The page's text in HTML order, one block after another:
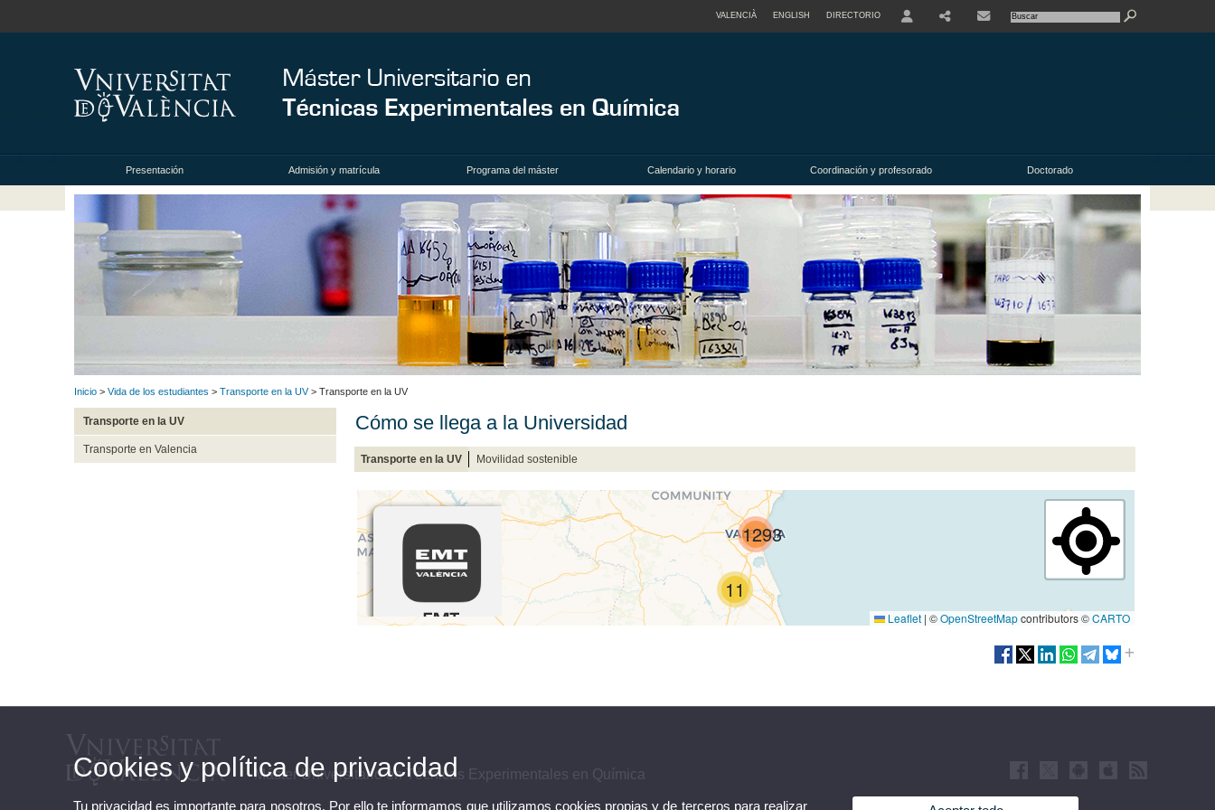
VALENCIÀ ENGLISH DIRECTORIO
Presentación Admisión y matrícula Programa del máster Calendario y horario Coordinación y profesorado Doctorado
Inicio > Vida de los estudiantes > Transporte en la UV> Transporte en la UV
Transporte en la UV
Transporte en Valencia
Cómo se llega a la Universidad
Transporte en la UV Movilidad sostenible
Máster Universitario en Técnicas Experimentales en Química
Cookies y política de privacidad
Tu privacidad es importante para nosotros. Por ello te informamos que utilizamos cookies propias y de terceros para realizar